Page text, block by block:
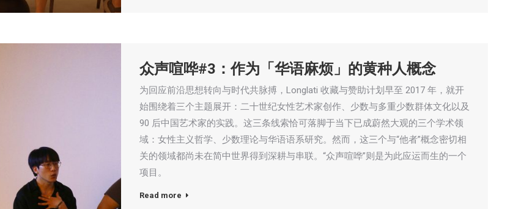
众声喧哗#3：作为「华语麻烦」的黄种人概念
为回应前沿思想转向与时代共脉搏，Longlati 收藏与赞助计划早至 2017 年，就开
始围绕着三个主题展开：二十世纪女性艺术家创作、少数与多重少数群体文化以及
90 后中国艺术家的实践。这三条线索恰可落脚于当下已成蔚然大观的三个学术领
域：女性主义哲学、少数理论与华语语系研究。然而，这三个与“他者”概念密切相
关的领域都尚未在简中世界得到深耕与串联。“众声喧哗”则是为此应运而生的一个
项目。
Read more